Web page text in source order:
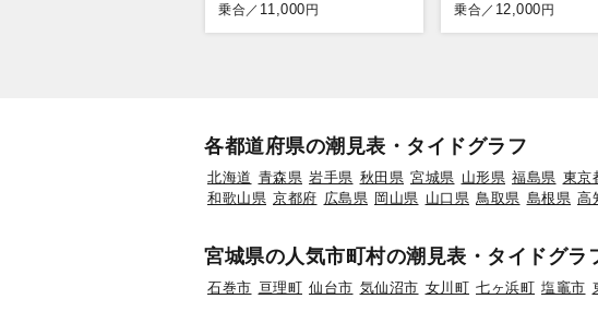
乗合／ 11,000 円 乗合／ 12,000 円
各都道府県の潮見表・タイドグラフ
北海道 青森県 岩手県 秋田県 宮城県 山形県 福島県 東京
和歌山県 京都府 広島県 岡山県 山口県 鳥取県 島根県 高
宮城県の人気市町村の潮見表・タイドグラ
石巻市 亘理町 仙台市 気仙沼市 女川町 七ヶ浜町 塩竈市